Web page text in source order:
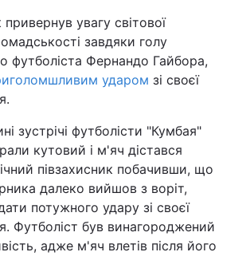
увагу світової
завдяки голу
футболіста Фернандо Гайбора,
ударом зі своєї
зустрічі футболісти "Кумбая"
кутовий і м'яч дістався
півзахисник побачивши, що
далеко вийшов з воріт,
потужного удару зі своєї
Футболіст був винагороджений
адже м'яч влетів після його